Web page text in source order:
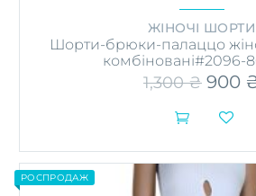
ЖІНОЧІ ШОРТИ
Шорти-брюки-палаццо
комбіновані#2096-
1,300₴
1,300
900

товар
кілька

РОСПРОДАЖ